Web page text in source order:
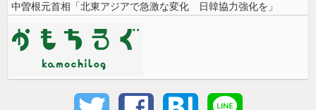
中曽根元首相「北東アジアで急激な変化 日韓協力強化を」